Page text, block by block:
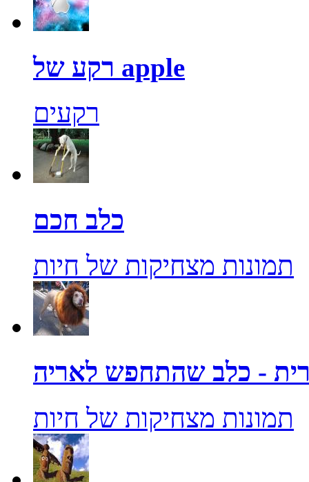
רקע של apple
רקעים
כלב חכם
תמונות מצחיקות של חיות
- כלב שהתחפש לאריה
תמונות מצחיקות של חיות